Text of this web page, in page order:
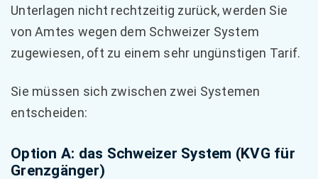
Unterlagen nicht rechtzeitig zurück, werden Sie
von Amtes wegen dem Schweizer System
zugewiesen, oft zu einem sehr ungünstigen Tarif.
Sie müssen sich zwischen zwei Systemen
entscheiden:
Option A: das Schweizer System (KVG für
Grenzgänger)